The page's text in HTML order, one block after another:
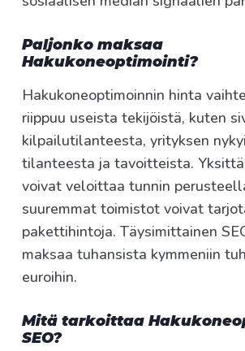
Paljonko maksaa
Hakukoneoptimointi?
Hakukoneoptimoinnin hinta
riippuu useista tekijöistä, kuten
kilpailutilanteesta, yrityksen
tilanteesta ja tavoitteista.
voivat veloittaa tunnin
suuremmat toimistot voivat
pakettihintoja. Täysimittainen
maksaa tuhansista kymmeniin
euroihin.
Mitä tarkoittaa
SEO?